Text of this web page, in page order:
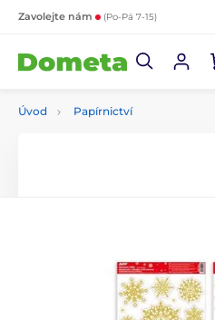
Zavolejte nám (Po-Pá 7-15)
Úvod Papírnictví